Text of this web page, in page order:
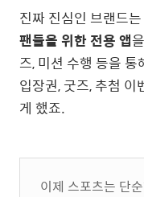
진짜 진심인 브랜드
팬들을 위한 전용 앱
즈, 미션 수행 등을 통
입장권, 굿즈, 추첨
게 했죠.
이제 스포츠는 단